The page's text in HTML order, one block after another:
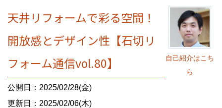
自己紹介はこち
ら
天井リフォームで彩る空間！
開放感とデザイン性【石切リ
フォーム通信vol.80】
公開日：2025/02/28(金)
更新日：2025/02/06(木)